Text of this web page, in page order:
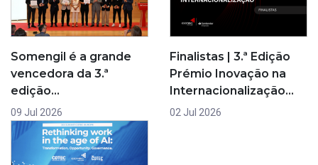
Somengil é a grande
vencedora da 3.ª
edição…
09 Jul 2026
Finalistas | 3.ª Edição
Prémio Inovação na
Internacionalização…
02 Jul 2026